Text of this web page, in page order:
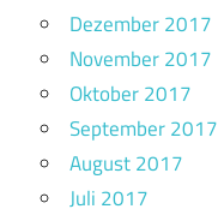
Dezember 2017
November 2017
Oktober 2017
September 2017
August 2017
Juli 2017